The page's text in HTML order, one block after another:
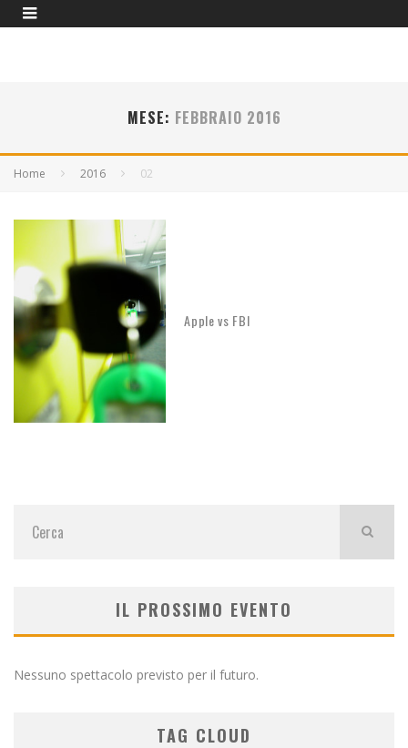
MESE: FEBBRAIO 2016
Home 2016 02
Apple vs FBI
IL PROSSIMO EVENTO
Nessuno spettacolo previsto per il futuro.
TAG CLOUD